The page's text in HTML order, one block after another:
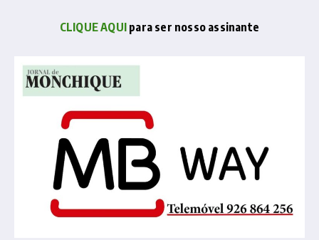
CLIQUE AQUI para ser nosso assinante